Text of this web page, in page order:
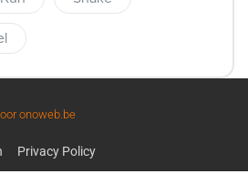
onoweb.be
Privacy Policy